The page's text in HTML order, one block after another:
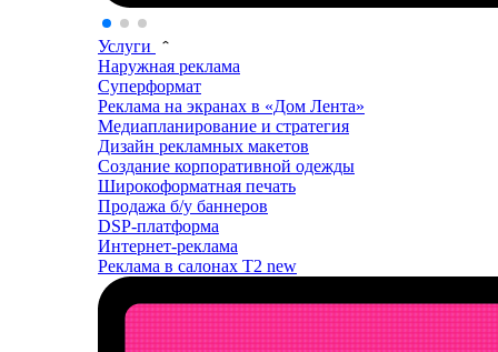
Услуги
Наружная реклама
Суперформат
Реклама на экранах в «Дом Лента»
Медиапланирование и стратегия
Дизайн рекламных макетов
Создание корпоративной одежды
Широкоформатная печать
Продажа б/у баннеров
DSP-платформа
Интернет-реклама
Реклама в салонах T2 new